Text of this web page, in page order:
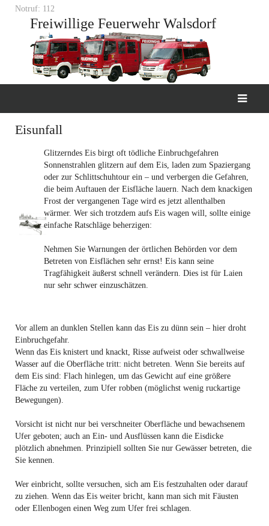
Notruf: 112
Freiwillige Feuerwehr Walsdorf
Eisunfall
Glitzerndes Eis birgt oft tödliche Einbruchgefahren
Sonnenstrahlen glitzern auf dem Eis, laden zum Spaziergang
oder zur Schlittschuhtour ein – und verbergen die Gefahren,
die beim Auftauen der Eisfläche lauern. Nach dem knackigen
Frost der vergangenen Tage wird es jetzt allenthalben
wärmer. Wer sich trotzdem aufs Eis wagen will, sollte einige
einfache Ratschläge beherzigen:
Nehmen Sie Warnungen der örtlichen Behörden vor dem
Betreten von Eisflächen sehr ernst! Eis kann seine
Tragfähigkeit äußerst schnell verändern. Dies ist für Laien
nur sehr schwer einzuschätzen.
Vor allem an dunklen Stellen kann das Eis zu dünn sein – hier droht
Einbruchgefahr.
Wenn das Eis knistert und knackt, Risse aufweist oder schwallweise
Wasser auf die Oberfläche tritt: nicht betreten. Wenn Sie bereits auf
dem Eis sind: Flach hinlegen, um das Gewicht auf eine größere
Fläche zu verteilen, zum Ufer robben (möglichst wenig ruckartige
Bewegungen).
Vorsicht ist nicht nur bei verschneiter Oberfläche und bewachsenem
Ufer geboten; auch an Ein- und Ausflüssen kann die Eisdicke
plötzlich abnehmen. Prinzipiell sollten Sie nur Gewässer betreten, die
Sie kennen.
Wer einbricht, sollte versuchen, sich am Eis festzuhalten oder darauf
zu ziehen. Wenn das Eis weiter bricht, kann man sich mit Fäusten
oder Ellenbogen einen Weg zum Ufer frei schlagen.